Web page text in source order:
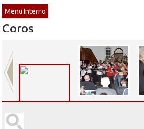
Menu Interno
Coros